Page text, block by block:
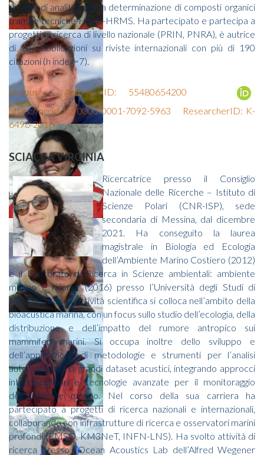
di metodi analitici per la determinazione di composti organici
tramite tecniche HPLC-HRMS. Ha partecipato e partecipa a
progetti di ricerca di livello nazionale (PRIN, PNRA), è autrice
di 10 pubblicazioni su riviste internazionali con più di 190
citazioni (h index=7).
Scopus - Author ID: 55480654200
https://orcid.org/0000-0001-7092-5963
ResearcherID: K-
6496-2016
SCIACCA VIRGINIA
Ricercatrice presso il Consiglio
Nazionale delle Ricerche – Istituto di
Scienze Polari (CNR-ISP), sede
secondaria di Messina, dal dicembre
2021. Ha conseguito la laurea
magistrale in Biologia ed Ecologia
dell’Ambiente Marino Costiero (2012)
e il Dottorato di Ricerca in Scienze ambientali: ambiente
marino e risorse (2016) presso l’Università degli Studi di
Messina. La sua attività scientifica si colloca nell’ambito della
bioacustica marina, con un focus sullo studio dell’ecologia, della
distribuzione e dell’impatto del rumore antropico sui
mammiferi marini. Si occupa inoltre dello sviluppo e
dell’applicazione di metodologie e strumenti per l’analisi
automatizzata di grandi dataset acustici, integrando approcci
interdisciplinari e tecnologie avanzate per il monitoraggio
dell’ambiente marino. Nel corso della sua carriera ha
partecipato a progetti di ricerca nazionali e internazionali,
collaborando con infrastrutture di ricerca e osservatori marini
profondi (EMSO, KM3NeT, INFN-LNS). Ha svolto attività di
ricerca presso l’Ocean Acoustics Lab dell’Alfred Wegener